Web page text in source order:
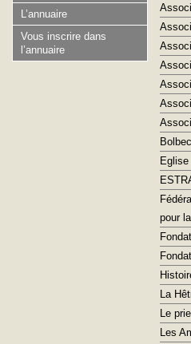
pour
La
Le
Les
L’annuaire
Vous inscrire dans
l’annuaire